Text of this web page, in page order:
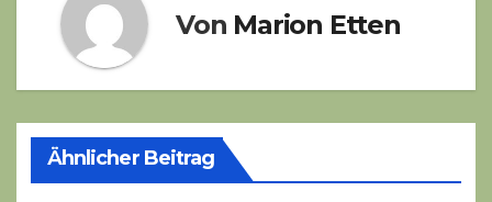
Von Marion Etten
Ähnlicher Beitrag